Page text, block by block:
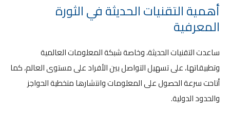
أهمية التقنيات الحديثة في الثورة
المعرفية
ساعدت التقنيات الحديثة، وخاصة شبكة المعلومات العالمية
وتطبيقاتها، على تسهيل التواصل بين الأفراد على مستوى العالم، كما
أتاحت سرعة الحصول على المعلومات وانتشارها متخطية الحواجز
والحدود الدولية.